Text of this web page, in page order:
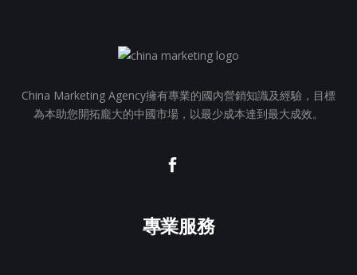
China Marketing Agency擁有專業的國內營銷知識及經驗，目標
為本助您開拓龐大的中國市場，以最少成本達到最大成效。
專業服務